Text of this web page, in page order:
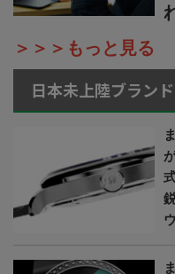
＞＞＞もっと見る
日本未上陸ブランド